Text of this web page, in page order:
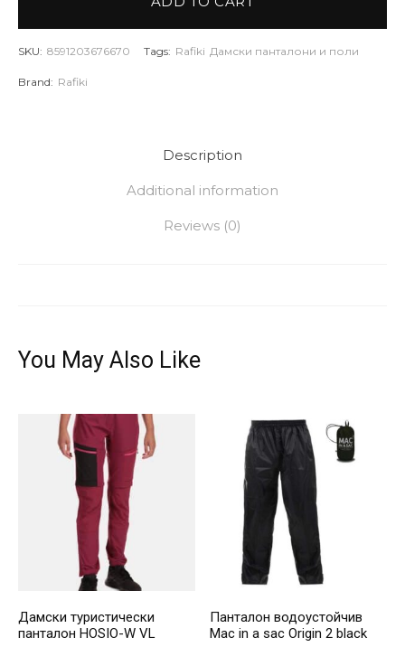
SKU: 8591203676670 Tags: Rafiki Дамски панталони и поли
Brand: Rafiki
Description
Additional information
Reviews (0)
You May Also Like
Дамски туристически
панталон HOSIO-W VL
Панталон водоустойчив
Mac in a sac Origin 2 black